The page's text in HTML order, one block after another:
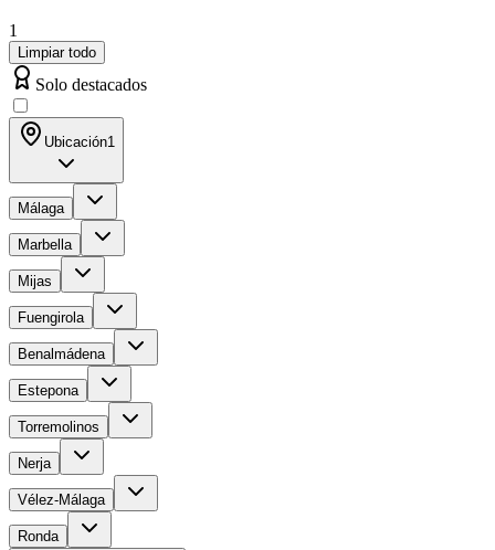
1
Limpiar todo
Solo destacados
Ubicación1
Málaga
Marbella
Mijas
Fuengirola
Benalmádena
Estepona
Torremolinos
Nerja
Vélez-Málaga
Ronda